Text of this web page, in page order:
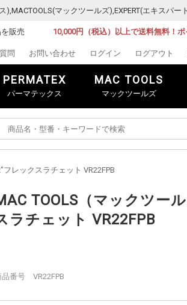
),MACTOOLS(マックツールズ),EXPERT(エキスパ
販売 10,000円（税込）以上で送料無料！ポ
問 お問い合わせ ログイン ログアウト
PERMATEX
パーマテックス
MAC TOOLS
マックツールズ
レックスラチェット VR22FPB
TOOLS（マックツー
ラチェット VR22FPB
品番号 VR22FPB